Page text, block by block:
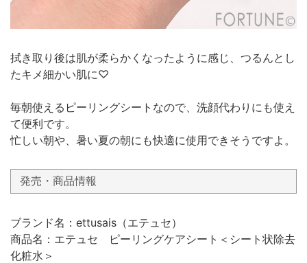
拭き取り後は肌が柔らかくなったように感じ、つるんとし
たキメ細かい肌に♡
毎朝使えるピーリングシートなので、洗顔代わりにも使え
て便利です。
忙しい朝や、暑い夏の朝にも快適に使用できそうですよ。
発売・商品情報
ブランド名：ettusais（エテュセ）
商品名：エテュセ ピーリングケアシート＜シート状除去
化粧水＞